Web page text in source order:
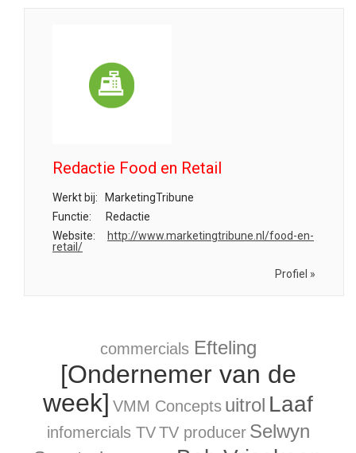
Redactie Food en Retail
Werkt bij:
MarketingTribune
Functie:
Redactie
Website:
http://www.marketingtribune.nl/food-en-
retail/
Profiel »
commercials Efteling
[Ondernemer van de
week] VMM Concepts uitrol Laaf
infomercials TV TV producer Selwyn